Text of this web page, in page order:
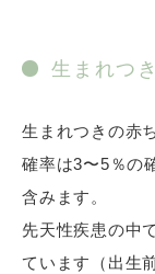
生まれつ
生まれつきの赤
確率は3〜5％の
含みます。
先天性疾患の中
ています（出生